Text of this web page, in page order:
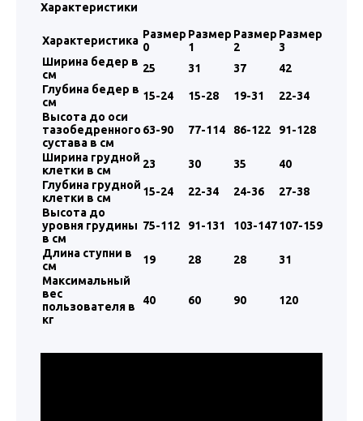
Характеристики
Характеристика Размер
0
Размер
1
Размер
2
Размер
3
Ширина бедер в
см
25 31 37
42
Глубина бедер в
см
15-24 15-28 19-31
22-34
Высота до оси
тазобедренного
сустава в см
63-90 77-114 86-122 91-128
Ширина грудной
клетки в см
23 30 35
40
Глубина грудной
клетки в см
15-24 22-34 24-36
27-38
Высота до
уровня грудины
в см
75-112 91-131 103-147107-159
Длина ступни в
см
19 28 28
31
Максимальный
вес
пользователя в
кг
40 60 90 120